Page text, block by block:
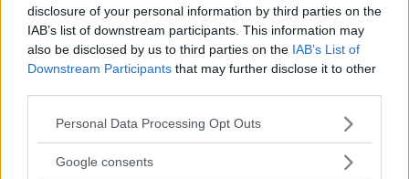
disclosure of your personal information by third parties on the
IAB’s list of downstream participants. This information may
also be disclosed by us to third parties on the IAB’s List of
Downstream Participants that may further disclose it to other
Please note that this website/app uses one or more Google
not limited to your visit or usage behaviour. You may click to
Personal Data Processing Opt Outs
Google consents